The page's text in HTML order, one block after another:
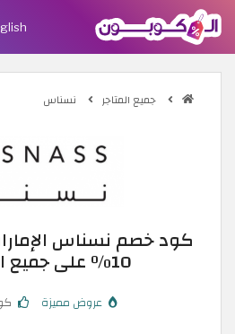
جميع المتاجر نسناس
كود خصم نسناس
10٪ على جميع المنتجات
عروض مميزة